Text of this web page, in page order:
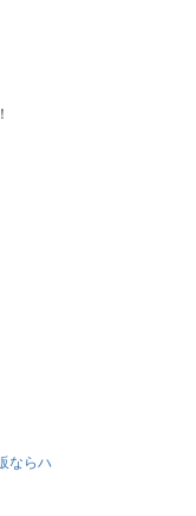
ならハ